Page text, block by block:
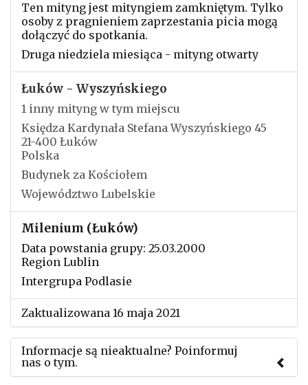
Ten mityng jest mityngiem zamkniętym. Tylko
osoby z pragnieniem zaprzestania picia mogą
dołączyć do spotkania.
Druga niedziela miesiąca - mityng otwarty
Łuków - Wyszyńskiego
1 inny mityng w tym miejscu
Księdza Kardynała Stefana Wyszyńskiego 45
21-400 Łuków
Polska
Budynek za Kościołem
Województwo Lubelskie
Milenium (Łuków)
Data powstania grupy: 25.03.2000
Region Lublin
Intergrupa Podlasie
Zaktualizowana 16 maja 2021
Informacje są nieaktualne? Poinformuj
nas o tym.